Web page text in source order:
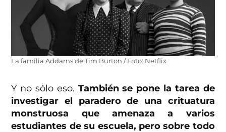
La familia Addams de Tim Burton / Foto: Netflix
Y no sólo eso. También se pone la tarea de
investigar el paradero de una crituatura
monstruosa que amenaza a varios
estudiantes de su escuela, pero sobre todo